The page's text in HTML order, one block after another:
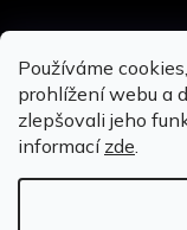
Používáme
prohlížení webu a
zlepšovali jeho
informací zde.